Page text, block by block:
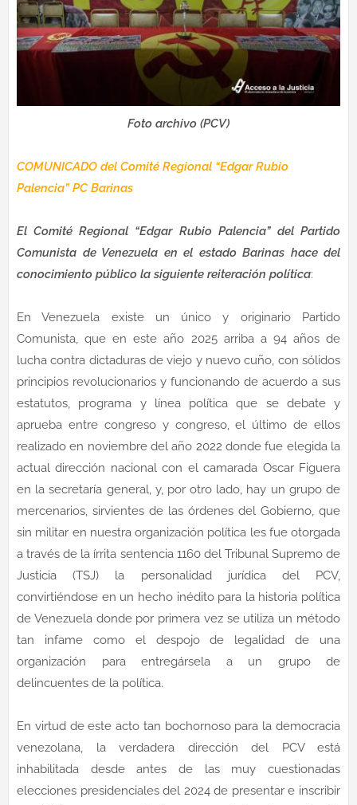
Foto archivo (PCV)
COMUNICADO del Comité Regional “Edgar Rubio
Palencia” PC Barinas
El Comité Regional “Edgar Rubio Palencia” del Partido
Comunista de Venezuela en el estado Barinas hace del
conocimiento público la siguiente reiteración política:
En Venezuela existe un único y originario Partido
Comunista, que en este año 2025 arriba a 94 años de
lucha contra dictaduras de viejo y nuevo cuño, con sólidos
principios revolucionarios y funcionando de acuerdo a sus
estatutos, programa y línea política que se debate y
aprueba entre congreso y congreso, el último de ellos
realizado en noviembre del año 2022 donde fue elegida la
actual dirección nacional con el camarada Oscar Figuera
en la secretaría general, y, por otro lado, hay un grupo de
mercenarios, sirvientes de las órdenes del Gobierno, que
sin militar en nuestra organización política les fue otorgada
a través de la írrita sentencia 1160 del Tribunal Supremo de
Justicia (TSJ) la personalidad jurídica del PCV,
convirtiéndose en un hecho inédito para la historia política
de Venezuela donde por primera vez se utiliza un método
tan infame como el despojo de legalidad de una
organización para entregársela a un grupo de
delincuentes de la política.
En virtud de este acto tan bochornoso para la democracia
venezolana, la verdadera dirección del PCV está
inhabilitada desde antes de las muy cuestionadas
elecciones presidenciales del 2024 de presentar e inscribir